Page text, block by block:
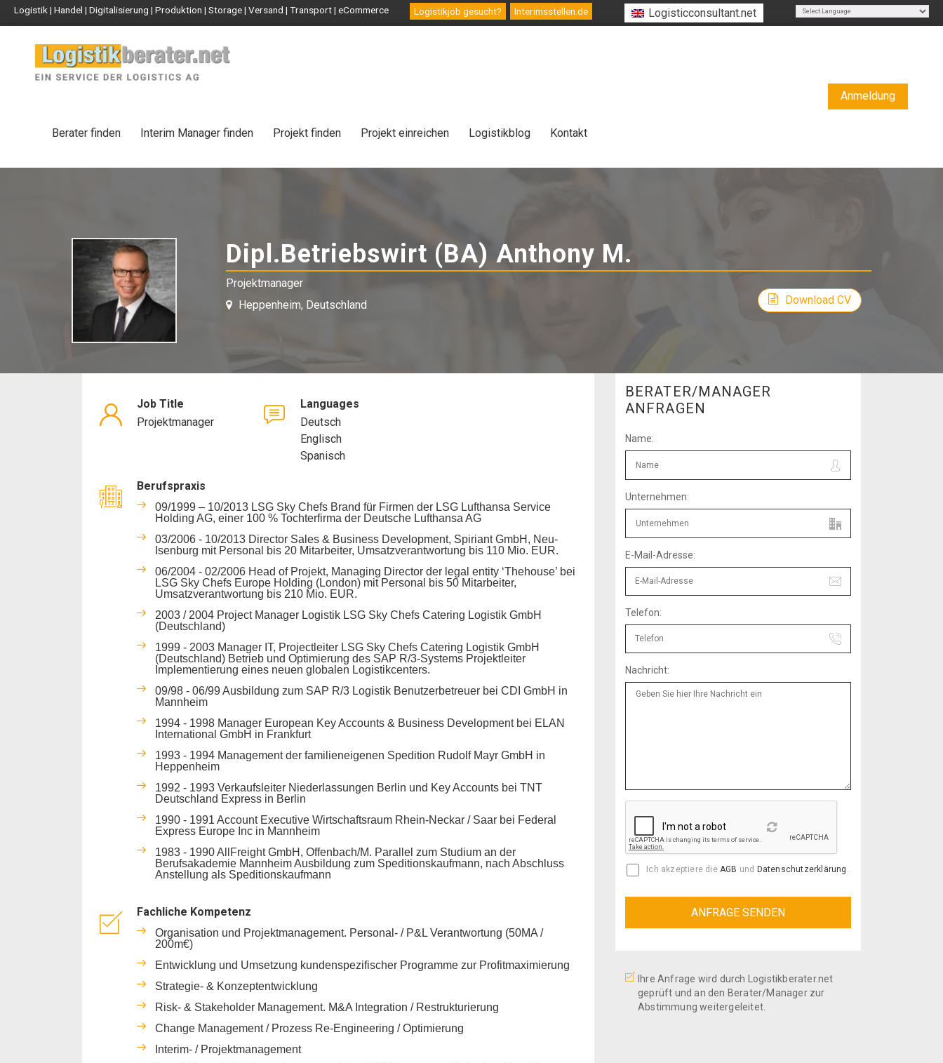
Logistik | Handel | Digitalisierung | Produktion | Storage | Versand | Transport | eCommerce Logistikjob gesucht? Interimsstellen.de
Logisticconsultant.net
Powered by
Translate
Berater finden Interim Manager finden Projekt finden Projekt einreichen Logistikblog Kontakt
Anmeldung
Dipl.Betriebswirt (BA) Anthony M.
Projektmanager
Projektmanager
Heppenheim, Deutschland
Download CV
Job Title
Projektmanager
Languages
Deutsch
Englisch
Spanisch
Berufspraxis
09/1999 – 10/2013 LSG Sky Chefs Brand für Firmen der LSG Lufthansa Service
Holding AG, einer 100 % Tochterfirma der Deutsche Lufthansa AG
03/2006 - 10/2013 Director Sales & Business Development, Spiriant GmbH, Neu-
Isenburg mit Personal bis 20 Mitarbeiter, Umsatzverantwortung bis 110 Mio. EUR.
06/2004 - 02/2006 Head of Projekt, Managing Director der legal entity ‘Thehouse’ bei
LSG Sky Chefs Europe Holding (London) mit Personal bis 50 Mitarbeiter,
Umsatzverantwortung bis 210 Mio. EUR.
2003 / 2004 Project Manager Logistik LSG Sky Chefs Catering Logistik GmbH
(Deutschland)
1999 - 2003 Manager IT, Projectleiter LSG Sky Chefs Catering Logistik GmbH
(Deutschland) Betrieb und Optimierung des SAP R/3-Systems Projektleiter
Implementierung eines neuen globalen Logistikcenters.
09/98 - 06/99 Ausbildung zum SAP R/3 Logistik Benutzerbetreuer bei CDI GmbH in
Mannheim
1994 - 1998 Manager European Key Accounts & Business Development bei ELAN
International GmbH in Frankfurt
1993 - 1994 Management der familieneigenen Spedition Rudolf Mayr GmbH in
Heppenheim
1992 - 1993 Verkaufsleiter Niederlassungen Berlin und Key Accounts bei TNT
Deutschland Express in Berlin
1990 - 1991 Account Executive Wirtschaftsraum Rhein-Neckar / Saar bei Federal
Express Europe Inc in Mannheim
1983 - 1990 AllFreight GmbH, Offenbach/M. Parallel zum Studium an der
Berufsakademie Mannheim Ausbildung zum Speditionskaufmann, nach Abschluss
Anstellung als Speditionskaufmann
Fachliche Kompetenz
Organisation und Projektmanagement. Personal- / P&L Verantwortung (50MA /
200m€)
Entwicklung und Umsetzung kundenspezifischer Programme zur Profitmaximierung
Strategie- & Konzeptentwicklung
Risk- & Stakeholder Management. M&A Integration / Restrukturierung
Change Management / Prozess Re-Engineering / Optimierung
Interim- / Projektmanagement
BERATER/MANAGER
ANFRAGEN
Name:
Unternehmen:
E-Mail-Adresse:
Telefon:
Nachricht:
Reload
Ich akzeptiere die AGB und Datenschutzerklärung
Ihre Anfrage wird durch Logistikberater.net
geprüft und an den Berater/Manager zur
Abstimmung weitergeleitet.